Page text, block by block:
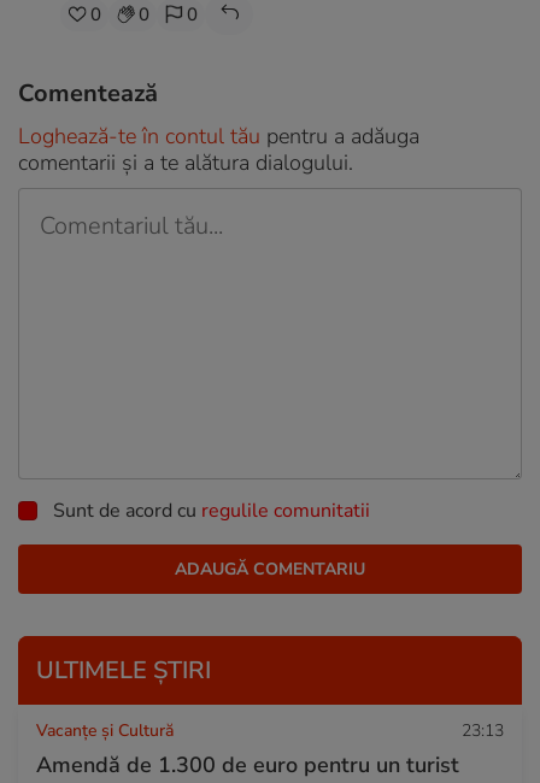
0 0 0
Comentează
Loghează-te în contul tău pentru a adăuga
comentarii și a te alătura dialogului.
Sunt de acord cu regulile comunitatii
ULTIMELE ȘTIRI
Vacanțe și Cultură 23:13
Amendă de 1.300 de euro pentru un turist